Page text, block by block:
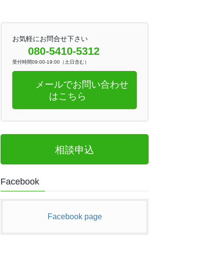
お気軽にお問合せ下さい
080-5410-5312
受付時間09:00-19:00（土日含む）
メールでお問い合わせ
はこちら
相談申込
Facebook
Facebook page